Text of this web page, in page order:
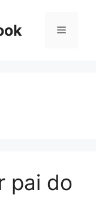
Menu
pai do